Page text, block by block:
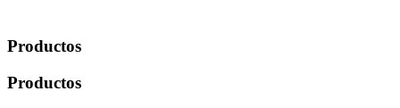
Productos
Productos